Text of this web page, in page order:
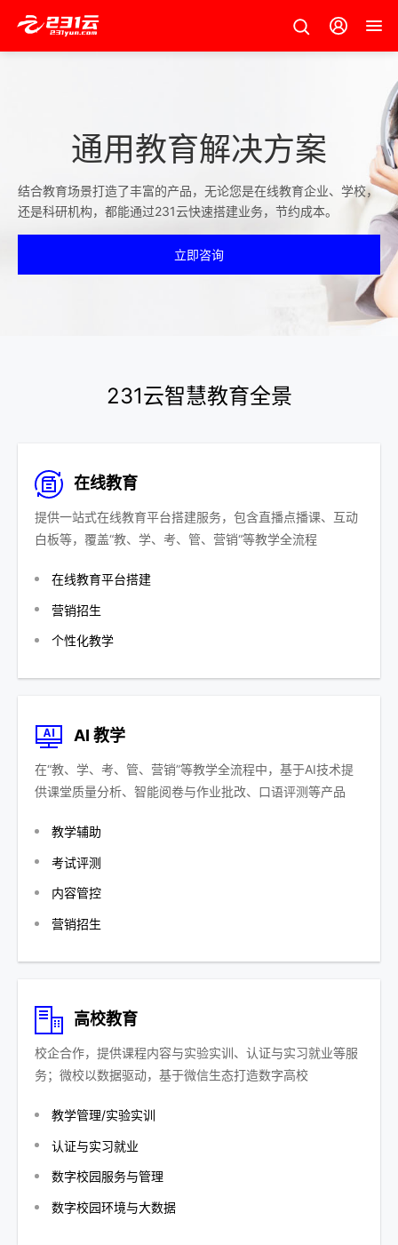
通用教育解决方案
结合教育场景打造了丰富的产品，无论您是在线教育企业、学校，
还是科研机构，都能通过231云快速搭建业务，节约成本。
立即咨询
231云智慧教育全景
在线教育
提供一站式在线教育平台搭建服务，包含直播点播课、互动
白板等，覆盖“教、学、考、管、营销“等教学全流程
在线教育平台搭建
营销招生
个性化教学
AI 教学
在“教、学、考、管、营销”等教学全流程中，基于AI技术提
供课堂质量分析、智能阅卷与作业批改、口语评测等产品
教学辅助
考试评测
内容管控
营销招生
高校教育
校企合作，提供课程内容与实验实训、认证与实习就业等服
务；微校以数据驱动，基于微信生态打造数字高校
教学管理/实验实训
认证与实习就业
数字校园服务与管理
数字校园环境与大数据